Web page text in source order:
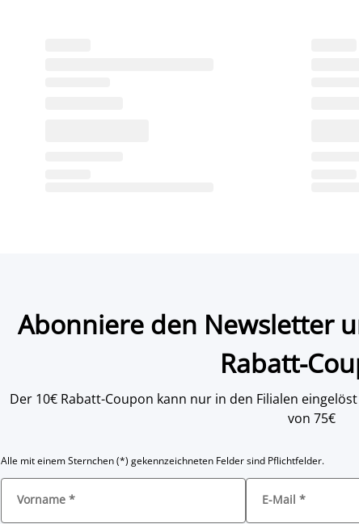
Abonniere den Newsletter
Rabatt-
Der 10€ Rabatt-Coupon kann nur in den Filialen
von 75€
Alle mit einem Sternchen (*) gekennzeichneten Felder sind Pflichtfelder.
Vorname * E-Mail *